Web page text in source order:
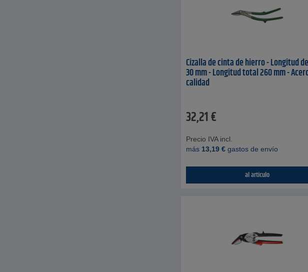
Cizalla de cinta de hierro - Longitud
30 mm - Longitud total 260 mm -
calidad
32,21€
Precio IVA incl.
más 13,19 € gastos de envío
al artículo